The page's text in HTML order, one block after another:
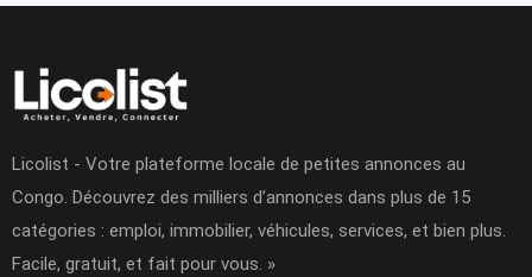
Licolist - Votre plateforme locale de petites annonces au
Congo. Découvrez des milliers d’annonces dans plus de 15
catégories : emploi, immobilier, véhicules, services, et bien plus.
Facile, gratuit, et fait pour vous. »